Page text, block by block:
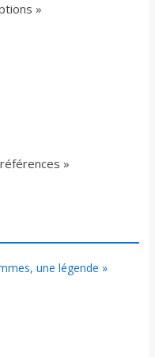
»
»
une légende »